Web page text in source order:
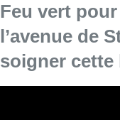
Feu vert
l’avenue de
soigner cette